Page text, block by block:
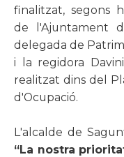
finalitzat, segons
de l'Ajuntament
delegada de
i la regidora
realitzat dins del
d'Ocupació.
L'alcalde de
“La nostra